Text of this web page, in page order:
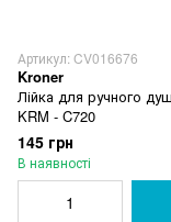
Артикул: CV016676
Kroner
Лійка для ручного
KRM - C720
145 грн
В наявності